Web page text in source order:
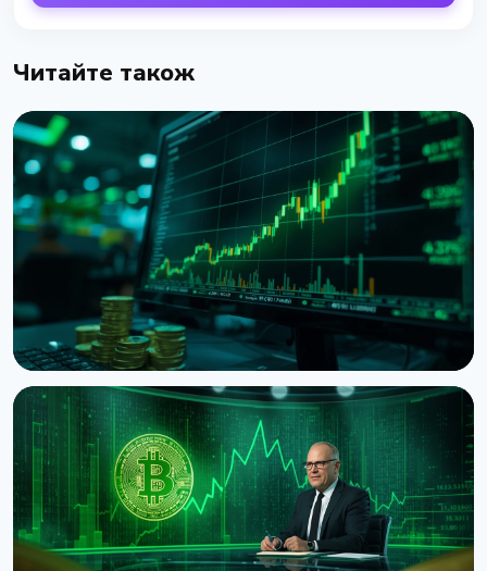
Читайте також
НОВИНА
Bitcoin показує death cross попри стрибок до $65
300 на даних США
8 серпня 2026 р.5 хв читання